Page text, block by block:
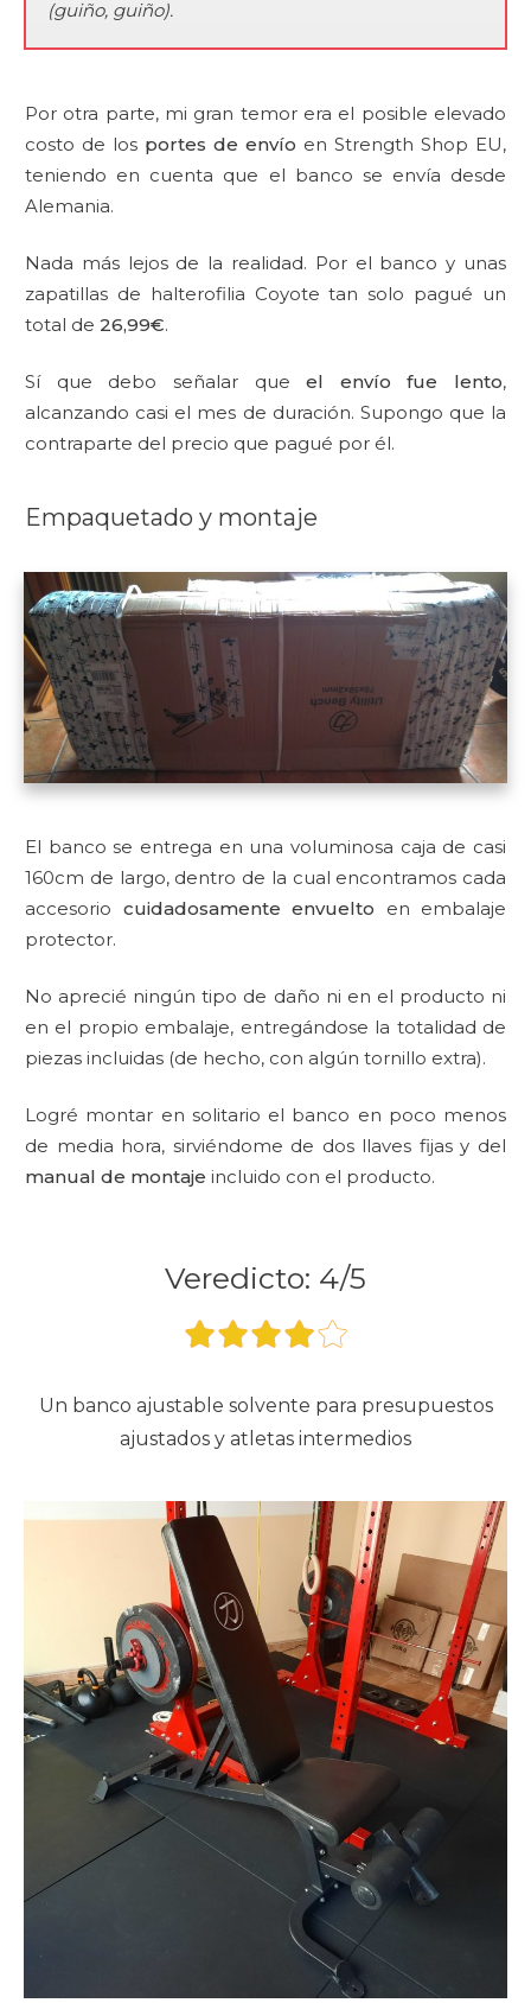
(guiño, guiño).
Por otra parte, mi gran temor era el posible elevado
costo de los portes de envío en Strength Shop EU,
teniendo en cuenta que el banco se envía desde
Alemania.
Nada más lejos de la realidad. Por el banco y unas
zapatillas de halterofilia Coyote tan solo pagué un
total de 26,99€.
Sí que debo señalar que el envío fue lento,
alcanzando casi el mes de duración. Supongo que la
contraparte del precio que pagué por él.
Empaquetado y montaje
El banco se entrega en una voluminosa caja de casi
160cm de largo, dentro de la cual encontramos cada
accesorio cuidadosamente envuelto en embalaje
protector.
No aprecié ningún tipo de daño ni en el producto ni
en el propio embalaje, entregándose la totalidad de
piezas incluidas (de hecho, con algún tornillo extra).
Logré montar en solitario el banco en poco menos
de media hora, sirviéndome de dos llaves fijas y del
manual de montaje incluido con el producto.
Veredicto: 4/5
Un banco ajustable solvente para presupuestos
ajustados y atletas intermedios